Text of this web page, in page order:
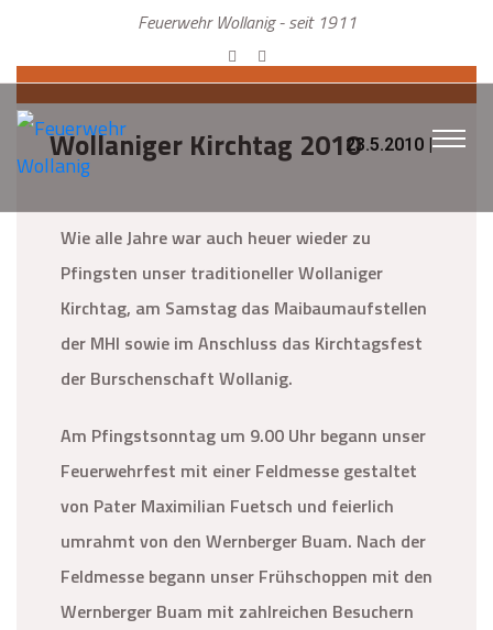
Feuerwehr Wollanig - seit 1911
Wollaniger Kirchtag 201023.5.2010 |
Wie alle Jahre war auch heuer wieder zu
Pfingsten unser traditioneller Wollaniger
Kirchtag, am Samstag das Maibaumaufstellen
der MHI sowie im Anschluss das Kirchtagsfest
der Burschenschaft Wollanig.
Am Pfingstsonntag um 9.00 Uhr begann unser
Feuerwehrfest mit einer Feldmesse gestaltet
von Pater Maximilian Fuetsch und feierlich
umrahmt von den Wernberger Buam. Nach der
Feldmesse begann unser Frühschoppen mit den
Wernberger Buam mit zahlreichen Besuchern